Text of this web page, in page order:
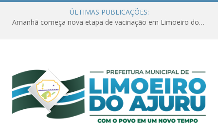
ÚLTIMAS PUBLICAÇÕES:
Amanhã começa nova etapa de vacinação em Limoeiro do Ajuru para idosos com 65 ou mais